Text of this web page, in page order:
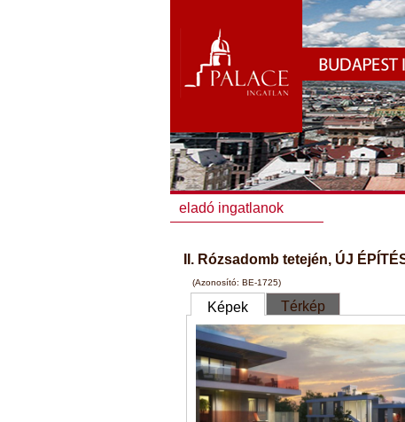
eladó ingatlanok
II. Rózsadomb tetején, ÚJ
(Azonosító: BE-1725)
Képek Térkép